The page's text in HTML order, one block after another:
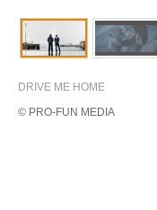
DRIVE ME HOME
© PRO-FUN MEDIA